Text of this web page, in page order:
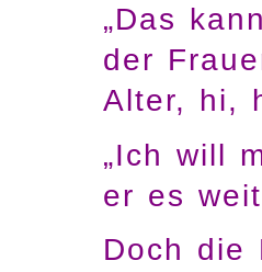
„Das
der
Alter, hi,
„Ich will
er es
Doch die